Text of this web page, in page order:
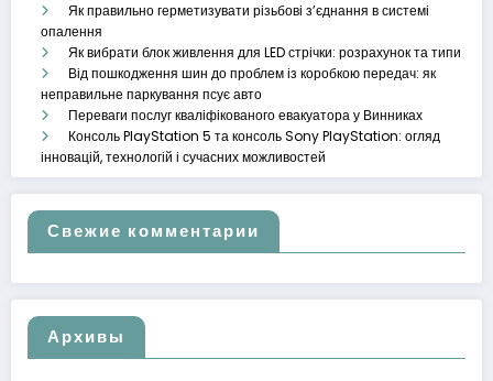
Як правильно герметизувати різьбові з’єднання в системі
опалення
Як вибрати блок живлення для LED стрічки: розрахунок та типи
Від пошкодження шин до проблем із коробкою передач: як
неправильне паркування псує авто
Переваги послуг кваліфікованого евакуатора у Винниках
Консоль PlayStation 5 та консоль Sony PlayStation: огляд
інновацій, технологій і сучасних можливостей
Свежие комментарии
Архивы